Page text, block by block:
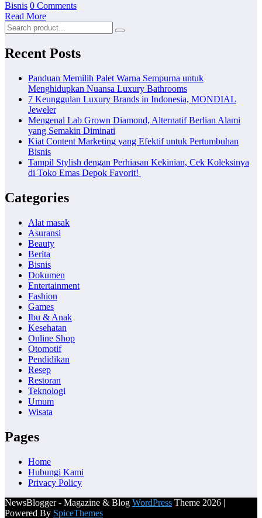
Bisnis 0 Comments
Read More
Recent Posts
Panduan Memilih Palet Warna Sempurna untuk
Menghidupkan Nuansa Luxury Bathrooms
7 Keunggulan Luxury Brands in Indonesia, MONDIAL
Jeweler
Mengenal Lab Grown Diamond, Alternatif Berlian Alami
yang Semakin Diminati
Kiat Content Marketing yang Efektif untuk Pertumbuhan
Bisnis
Tampil Stylish dengan Perhiasan Kekinian, Cek Koleksinya
di Toko Emas Depok Favorit!
Categories
Alat masak
Asuransi
Beauty
Berita
Bisnis
Dokumen
Entertainment
Fashion
Games
Ibu & Anak
Kesehatan
Online Shop
Otomotif
Pendidikan
Resep
Restoran
Teknologi
Umum
Wisata
Pages
Home
Hubungi Kami
Privacy Policy
NewsBlogger - Magazine & Blog WordPress Theme 2026 |
Powered By SpiceThemes